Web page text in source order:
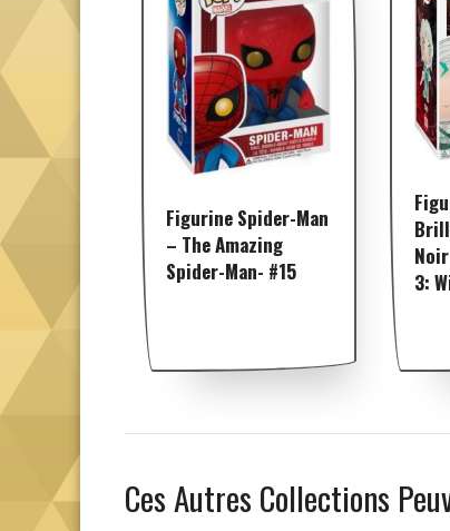
Figurine Spider-Man
– The Amazing
Spider-Man- #15
3:
Ces Autres Collections